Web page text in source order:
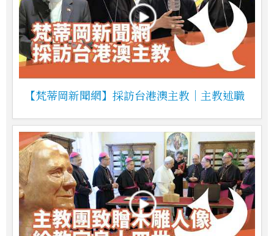
【梵蒂岡新聞網】採訪台港澳主教｜主教述職